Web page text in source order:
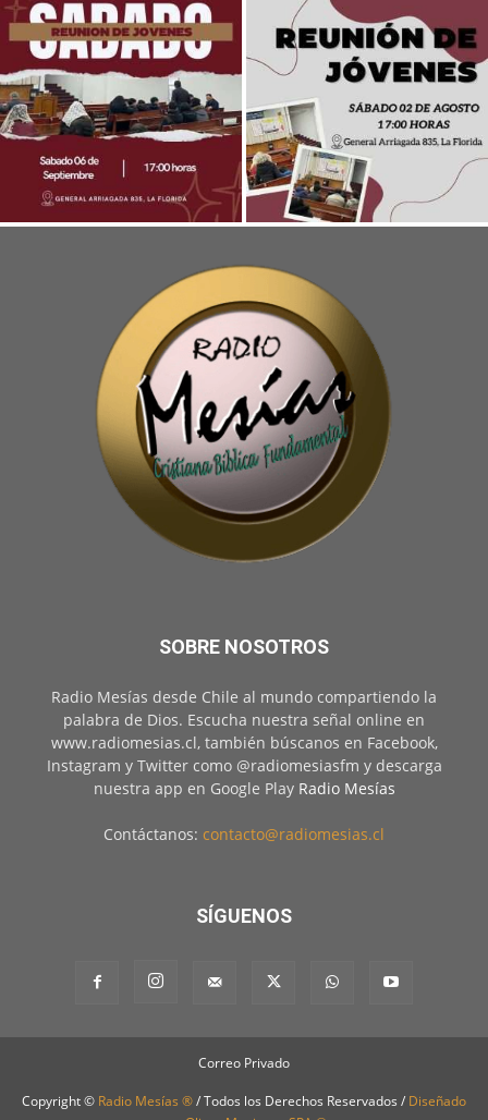
SOBRE NOSOTROS
Radio Mesías desde Chile al mundo compartiendo la
palabra de Dios. Escucha nuestra señal online en
www.radiomesias.cl, también búscanos en Facebook,
Instagram y Twitter como @radiomesiasfm y descarga
nuestra app en Google Play Radio Mesías
Contáctanos: contacto@radiomesias.cl
SÍGUENOS
Correo Privado
Copyright © Radio Mesías ®/ Todos los Derechos Reservados / Diseñado